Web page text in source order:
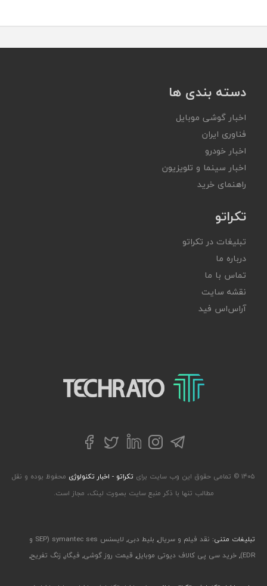
دسته بندی ها
اخبار گوشی موبایل
فناوری ایران
اخبار خودرو
اخبار سینما و تلویزیون
راهنمای خرید
تکراتو
تبلیغات در تکراتو
درباره ما
تماس با ما
نقشه سایت
آر‌اس‌اس فید
تکراتو – زندگی با تکنولوژی
تلگراماینستاگرام
لینکداینتوییترفیسبوک
۱۴۰۵ © تمامی حقوق این وب سایت برای تکراتو - اخبار تکنولوژی محفوظ بوده و نقل
مطالب تنها با ذکر منبع سایت بصورت لینک، مجاز است.
تبلیغات متنی: نقد فیلم و سریال, بلیط دبی,
لایسنس symantec ses (SEP و
EDR)
, خرید سی پی کالاف دیوتی موبایل, قیمت روز گوشی, فیگار, زنگ تفریح,